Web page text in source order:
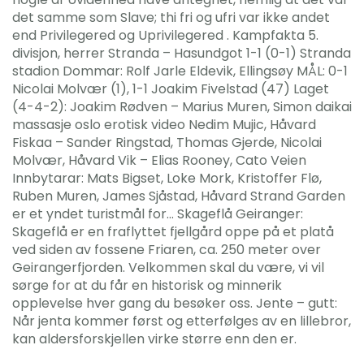
det samme som Slave; thi fri og ufri var ikke andet
end Privilegered og Uprivilegered . Kampfakta 5.
divisjon, herrer Stranda – Hasundgot 1-1 (0-1) Stranda
stadion Dommar: Rolf Jarle Eldevik, Ellingsøy MÅL: 0-1
Nicolai Molvær (1), 1-1 Joakim Fivelstad (47) Laget
(4-4-2): Joakim Rødven – Marius Muren, Simon daikai
massasje oslo erotisk video Nedim Mujic, Håvard
Fiskaa – Sander Ringstad, Thomas Gjerde, Nicolai
Molvær, Håvard Vik – Elias Rooney, Cato Veien
Innbytarar: Mats Bigset, Loke Mork, Kristoffer Flø,
Ruben Muren, James Sjåstad, Håvard Strand Garden
er et yndet turistmål for… Skageflå Geiranger:
Skageflå er en fraflyttet fjellgård oppe på et platå
ved siden av fossene Friaren, ca. 250 meter over
Geirangerfjorden. Velkommen skal du være, vi vil
sørge for at du får en historisk og minnerik
opplevelse hver gang du besøker oss. Jente – gutt:
Når jenta kommer først og etterfølges av en lillebror,
kan aldersforskjellen virke større enn den er.